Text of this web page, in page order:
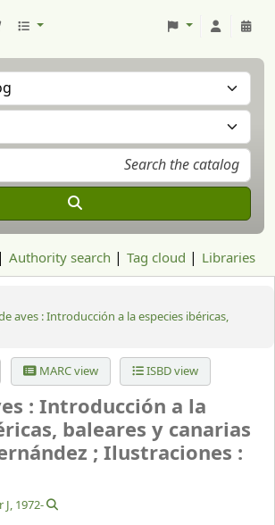
Authority search Tag cloud Libraries
aves :Introducción a la especies ibéricas,
MARC view ISBD view
: Introducción a la
baleares y canarias
; Ilustraciones :
J, 1972-